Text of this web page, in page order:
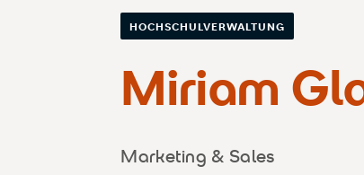
HOCHSCHULVERWALTUNG
Miriam
Marketing & Sales